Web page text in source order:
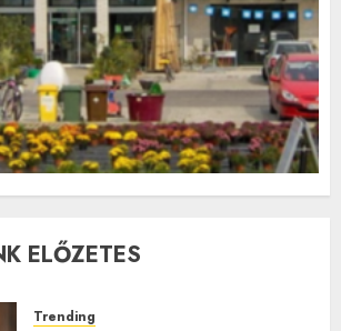
ELŐZETES
Trending